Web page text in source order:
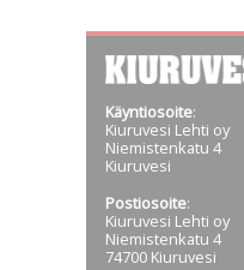
Käyntiosoite:
Kiuruvesi Lehti oy
Niemistenkatu 4
Kiuruvesi
Postiosoite:
Kiuruvesi Lehti oy
Niemistenkatu 4
74700 Kiuruvesi